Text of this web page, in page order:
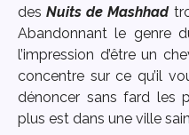
desNuits de Mashhad
Abandonnant le genre
l’impression d’être un
concentre sur ce qu’il
dénoncer sans fard les
plus est dans une ville